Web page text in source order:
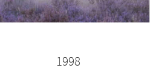
1998